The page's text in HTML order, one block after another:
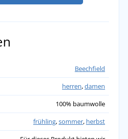
Beechfield
herren,damen
100% baumwolle
frühling,sommer, herbst